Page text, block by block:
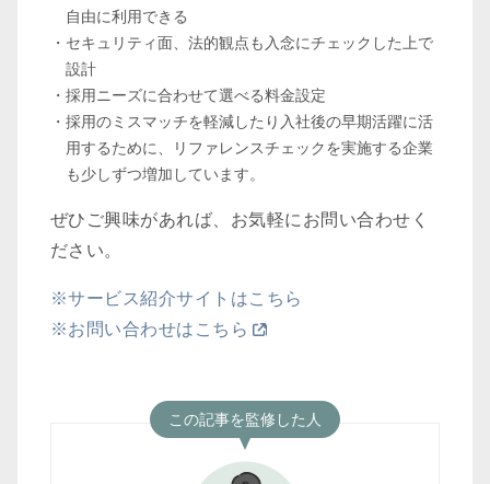
自由に利用できる
セキュリティ面、法的観点も入念にチェックした上で
設計
採用ニーズに合わせて選べる料金設定
採用のミスマッチを軽減したり入社後の早期活躍に活
用するために、リファレンスチェックを実施する企業
も少しずつ増加しています。
ぜひご興味があれば、お気軽にお問い合わせく
ださい。
※サービス紹介サイトはこちら
※お問い合わせはこちら
この記事を監修した人